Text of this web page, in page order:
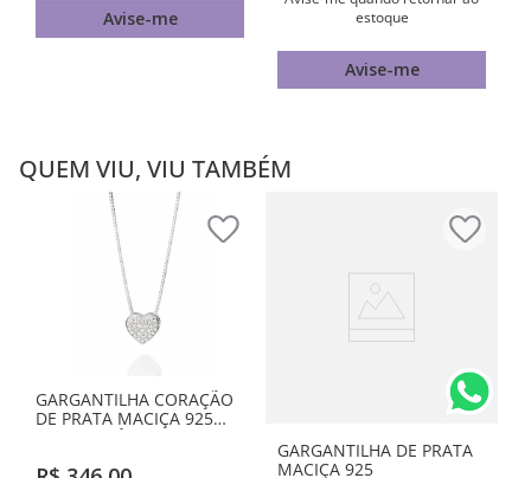
Avise-me
estoque
Avise-me
QUEM VIU, VIU TAMBÉM
GARGANTILHA CORAÇÃO
DE PRATA MACIÇA 925
COM ZIRCÔNIAS
GARGANTILHA DE PRATA
MACIÇA 925